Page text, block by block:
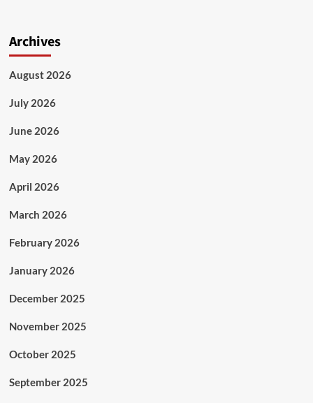
Archives
August 2026
July 2026
June 2026
May 2026
April 2026
March 2026
February 2026
January 2026
December 2025
November 2025
October 2025
September 2025